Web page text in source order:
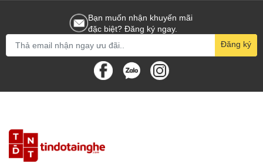
Bạn muốn nhận khuyến mãi
đặc biệt? Đăng ký ngay.
Đăng ký